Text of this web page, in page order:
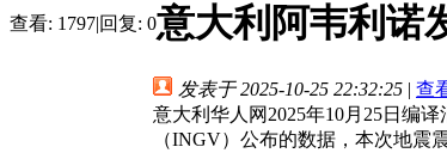
查看: 1797|回复: 0意大利阿韦利诺
发表于 2025-10-25 22:32:25 | 查
意大利华人网2025年10月25日编
（INGV）公布的数据，本次地震